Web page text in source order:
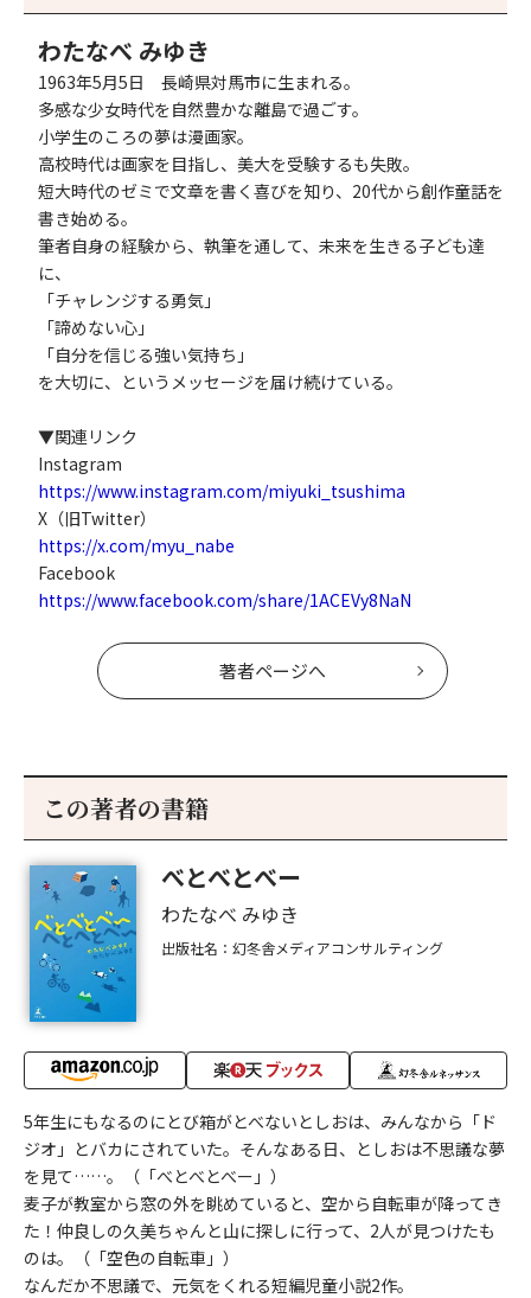
わたなべ みゆき
1963年5月5日 長崎県対馬市に生まれる。
多感な少女時代を自然豊かな離島で過ごす。
小学生のころの夢は漫画家。
高校時代は画家を目指し、美大を受験するも失敗。
短大時代のゼミで文章を書く喜びを知り、20代から創作童話を
書き始める。
筆者自身の経験から、執筆を通して、未来を生きる子ども達
に、
「チャレンジする勇気」
「諦めない心」
「自分を信じる強い気持ち」
を大切に、というメッセージを届け続けている。
▼関連リンク
Instagram
https://www.instagram.com/miyuki_tsushima
X（旧Twitter）
https://x.com/myu_nabe
Facebook
https://www.facebook.com/share/1ACEVy8NaN
著者ページへ
この著者の書籍
べとべとべー
わたなべ みゆき
出版社名：幻冬舎メディアコンサルティング
5年生にもなるのにとび箱がとべないとしおは、みんなから「ド
ジオ」とバカにされていた。そんなある日、としおは不思議な夢
を見て……。（「べとべとべー」）
麦子が教室から窓の外を眺めていると、空から自転車が降ってき
た！仲良しの久美ちゃんと山に探しに行って、2人が見つけたも
のは。（「空色の自転車」）
なんだか不思議で、元気をくれる短編児童小説2作。